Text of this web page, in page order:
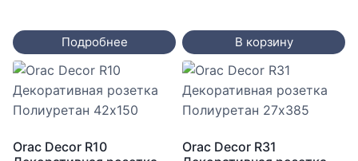
Подробнее В корзину
Orac Decor R10
Orac Decor R31